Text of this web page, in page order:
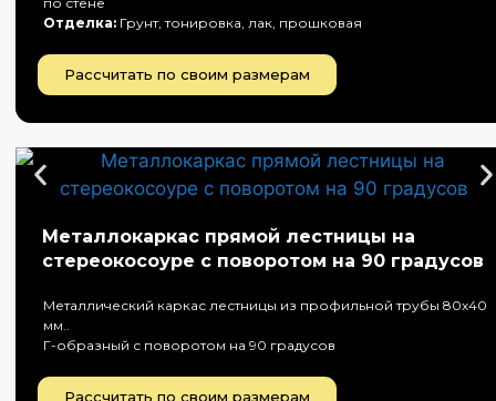
Отделка: Грунт, тонировка, лак, прошковая
Рассчитать по своим размерам
Металлокаркас прямой лестницы на
стереокосоуре с поворотом на 90 градусов
Металлический каркас лестницы из профильной трубы 80х40
мм..
Г-образный с поворотом на 90 градусов
Рассчитать по своим размерам